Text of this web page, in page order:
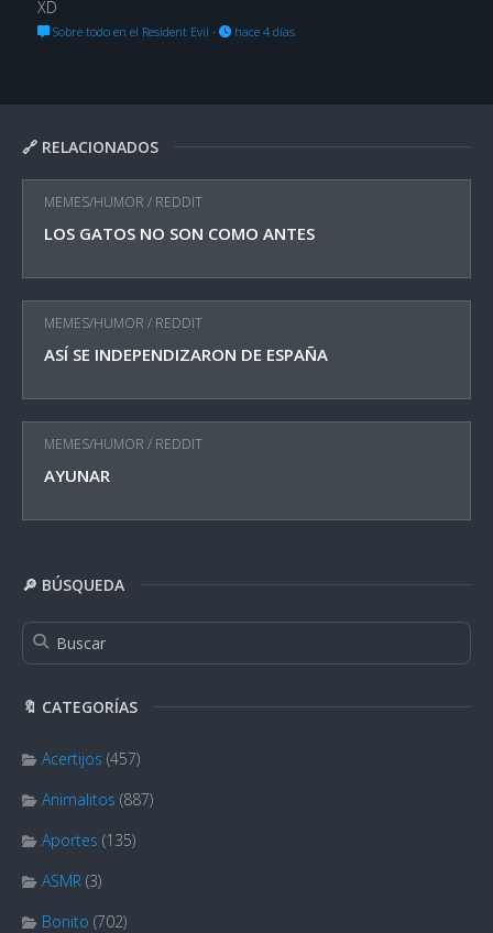
🔗 RELACIONADOS
MEMES/HUMOR / REDDIT
LOS GATOS NO SON COMO ANTES
MEMES/HUMOR / REDDIT
ASÍ SE INDEPENDIZARON DE ESPAÑA
MEMES/HUMOR / REDDIT
AYUNAR
🔎 BÚSQUEDA
🔖 CATEGORÍAS
Acertijos (457)
Animalitos (887)
Aportes (135)
ASMR (3)
Bonito (702)
XD
Sobre todo en el Resident Evil · hace 4 días